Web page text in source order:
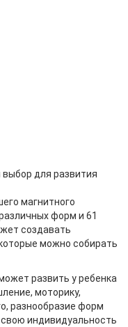
для развития
магнитного
форм и 61
создавать
можно собирать
развить у ребенка
моторику,
разнообразие форм
индивидуальность